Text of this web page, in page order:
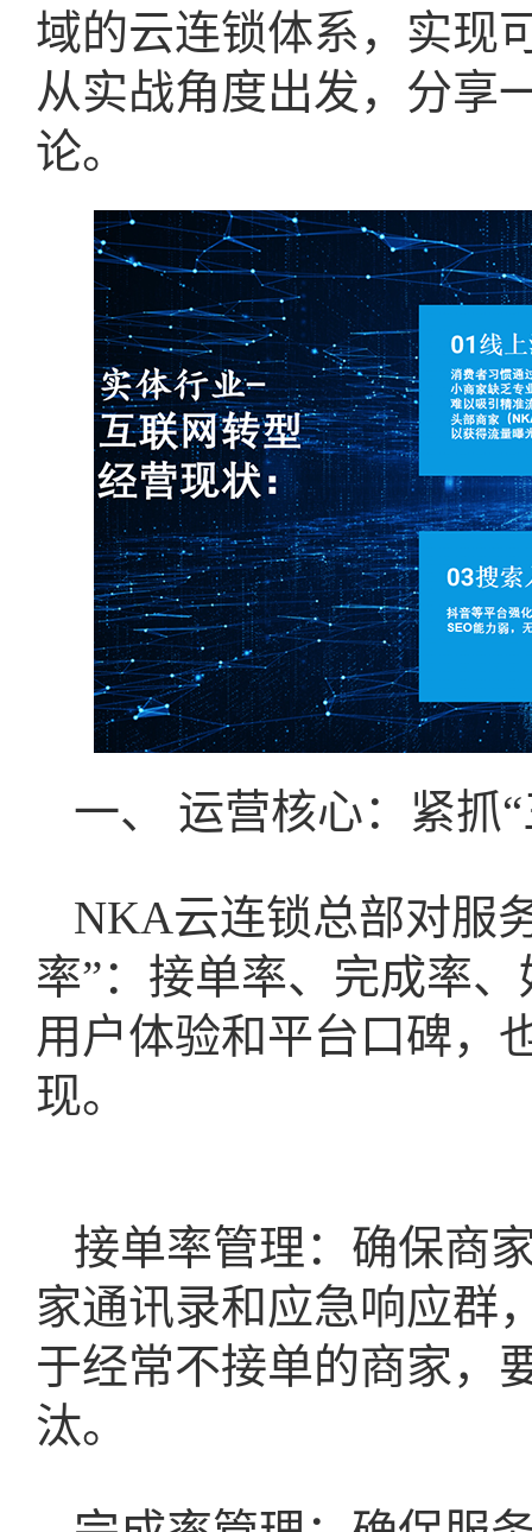
域的云连锁体系，实现
从实战角度出发，分享
论。
一、 运营核心：紧抓
NKA云连锁总部对服
率”：接单率、完成率
用户体验和平台口碑，
现。
接单率管理：确保商
家通讯录和应急响应群
于经常不接单的商家，
汰。